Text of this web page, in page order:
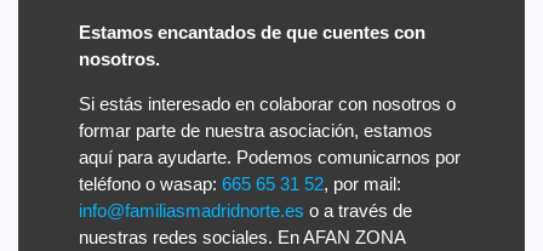
Estamos encantados de que cuentes con
nosotros.
Si estás interesado en colaborar con nosotros o
formar parte de nuestra asociación, estamos
aquí para ayudarte. Podemos comunicarnos por
teléfono o wasap: 665 65 31 52, por mail:
info@familiasmadridnorte.es o a través de
nuestras redes sociales. En AFAN ZONA